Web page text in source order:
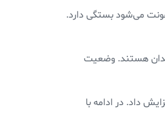
عفونت می‌شود بستگی دارد.
دندان هستند. وضعیت
و برای پیشگیری ۳ تا ۷ روز است. بسته به هر مورد عفونت دندان، می‌توان آن را به طور متوسط از ۱۴ به ۲۱ روز افزایش داد. در ادامه با